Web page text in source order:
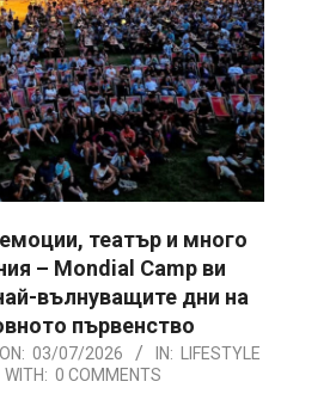
театър и много
– Mondial Camp ви
вълнуващите дни на
първенство
ON: 03/07/2026 IN: LIFESTYLE
WITH: 0 COMMENTS